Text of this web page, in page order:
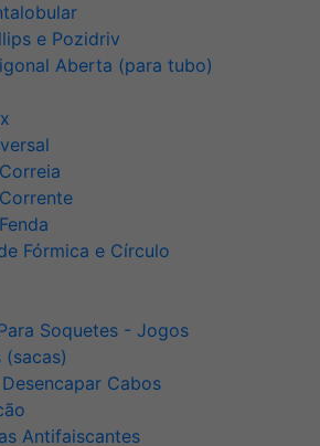
e Pozidriv
Aberta (para tubo)
Fórmica e Círculo
Soquetes - Jogos
Cabos
Antifaiscantes